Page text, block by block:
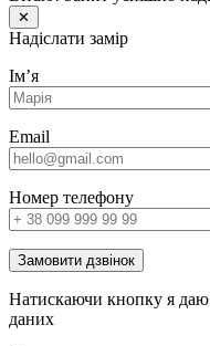
✕
Надіслати замір
Імʼя
Email
Номер телефону
Замовити дзвінок
Натискаючи кнопку я даю
даних